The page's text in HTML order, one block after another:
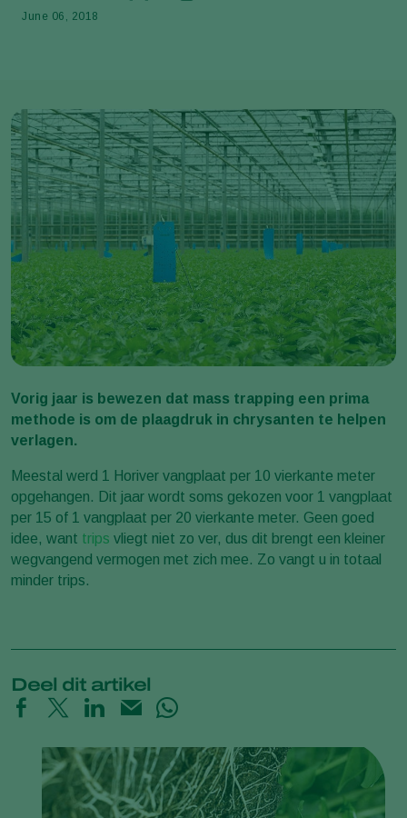
June 06, 2018
Vorig jaar is bewezen dat mass trapping een prima
methode is om de plaagdruk in chrysanten te helpen
verlagen.
Meestal werd 1 Horiver vangplaat per 10 vierkante meter
opgehangen. Dit jaar wordt soms gekozen voor 1 vangplaat
per 15 of 1 vangplaat per 20 vierkante meter. Geen goed
idee, want trips vliegt niet zo ver, dus dit brengt een kleiner
wegvangend vermogen met zich mee. Zo vangt u in totaal
minder trips.
Deel dit artikel